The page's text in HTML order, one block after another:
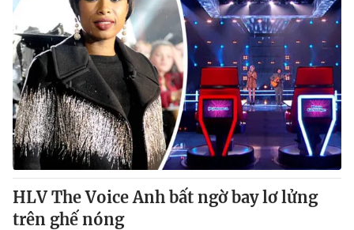
HLV The Voice Anh bất ngờ bay lơ lửng
trên ghế nóng